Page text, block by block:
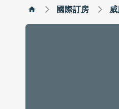
國際訂房